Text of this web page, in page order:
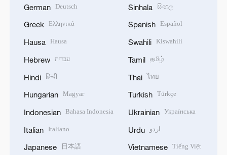
German Deutsch
Greek Ελληνικά
Hausa Hausa
Hebrew עברית
Hindi हिन्दी
Hungarian Magyar
Indonesian Bahasa Indonesia
Italian Italiano
Japanese 日本語
Sinhala සිංහල
Spanish Español
Swahili Kiswahili
Tamil தமிழ்
Thai ไทย
Turkish Türkçe
Ukrainian Українська
Urdu اردو
Vietnamese Tiếng Việt